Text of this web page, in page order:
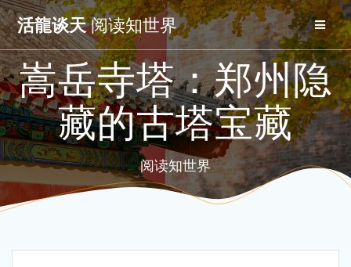
Skip
to
content
活龍谈天阅读知世界
嵩岳寺塔：郑州隐
藏的古塔宝藏
阅读知世界